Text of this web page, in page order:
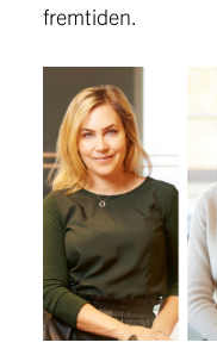
fremtiden.